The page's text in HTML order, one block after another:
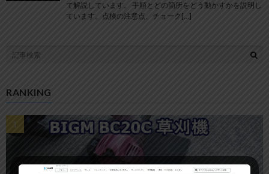
て解説しています。 手順とどの箇所をどう動かすかを説明し
ています。点検の注意点、チョーク[…]
RANKING